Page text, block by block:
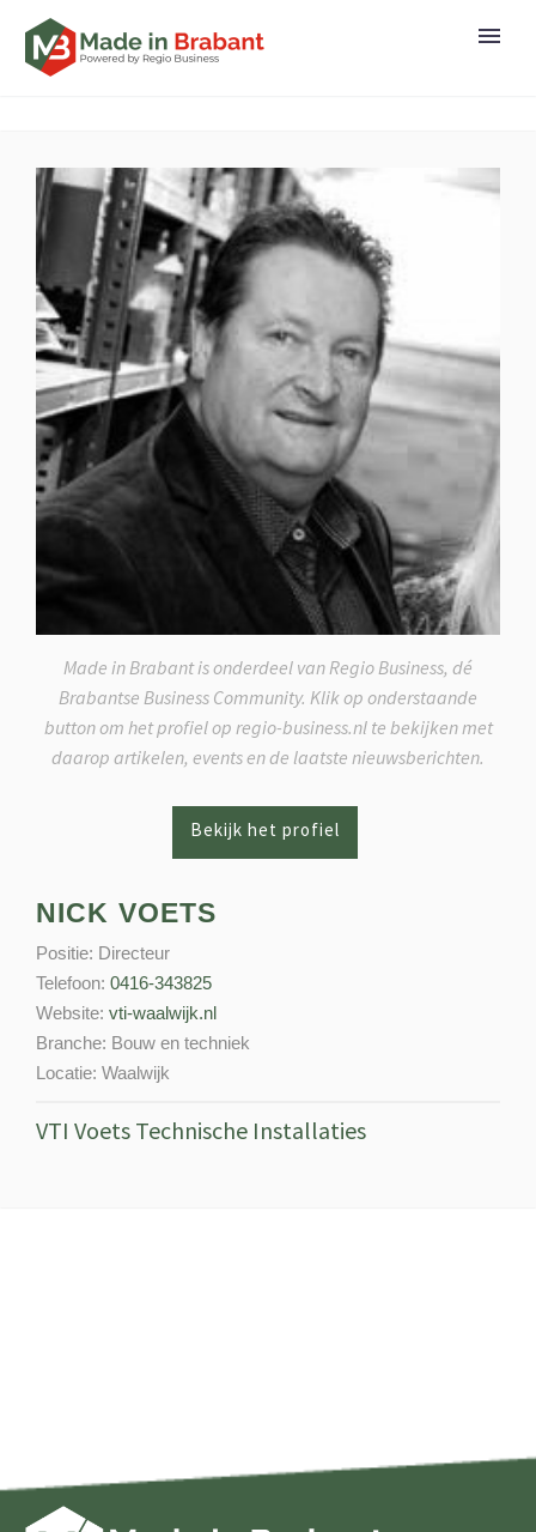
Made in Brabant is onderdeel van Regio Business, dé
Brabantse Business Community. Klik op onderstaande
button om het profiel op regio-business.nl te bekijken met
daarop artikelen, events en de laatste nieuwsberichten.
NICK VOETS
Positie: Directeur
Telefoon: 0416-343825
Website: vti-waalwijk.nl
Branche: Bouw en techniek
Locatie: Waalwijk
VTI Voets Technische Installaties